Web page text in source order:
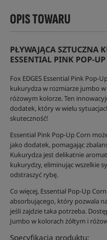
OPIS TOWARU
PŁYWAJĄCA SZTUCZNA
ESSENTIAL PINK POP-
Fox EDGES Essential Pink Pop-
kukurydza w rozmiarze jumbo
różowym kolorze. Ten
dodatek, który w wielu
skuteczność!
Essential Pink Pop-Up Corn
jako dodatek, pomagając
Kukurydza jest delikatnie
kukurydzy, eliminując wszelkie
odstraszyć rybę.
Co więcej, Essential Pop-Up
absorbującego, który pozwala
jeśli zajdzie taka potrzeba.
Jumbo w kolorach żółtym i
Specyfikacja produktu: